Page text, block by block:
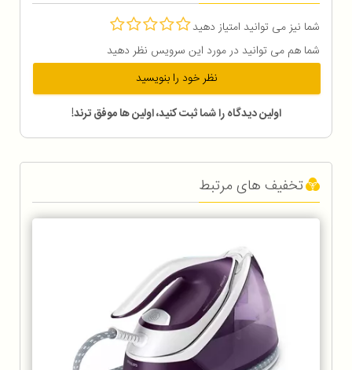
شما نیز می توانید امتیاز دهید
شما هم می توانید در مورد این سرویس نظر دهید
نظر خود را بنویسید
اولین دیدگاه را شما ثبت کنید، اولین ها موفق ترند!
تخفیف های مرتبط